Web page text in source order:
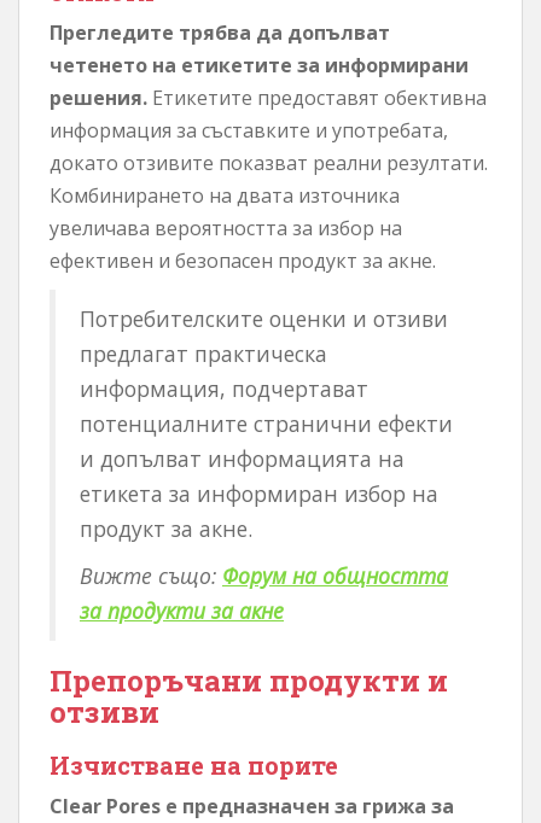
Прегледите трябва да допълват
четенето на етикетите за информирани
решения. Етикетите предоставят обективна
информация за съставките и употребата,
докато отзивите показват реални резултати.
Комбинирането на двата източника
увеличава вероятността за избор на
ефективен и безопасен продукт за акне.
Потребителските оценки и отзиви
предлагат практическа
информация, подчертават
потенциалните странични ефекти
и допълват информацията на
етикета за информиран избор на
продукт за акне.
Вижте също: Форум на общността
за продукти за акне
Препоръчани продукти и
отзиви
Изчистване на порите
Clear Pores е предназначен за грижа за